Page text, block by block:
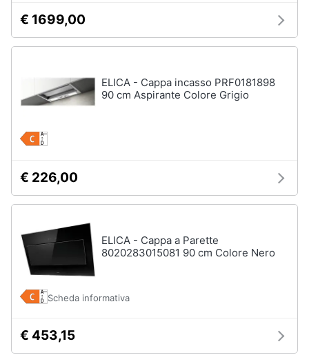
€ 1699,00
ELICA - Cappa incasso PRF0181898
90 cm Aspirante Colore Grigio
€ 226,00
ELICA - Cappa a Parette
8020283015081 90 cm Colore Nero
Scheda informativa
€ 453,15